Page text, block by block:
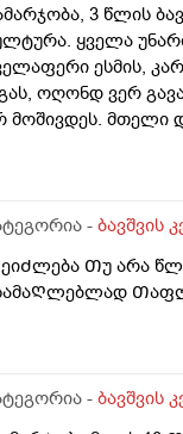
3 წლის
ყველა
ესმის,
ოღონდ ვერ
მოშივდეს. მთელი
აყოლებს
დღე. მირჩიეთ
- ბავშვის
Თუ არა
- ბავშვის